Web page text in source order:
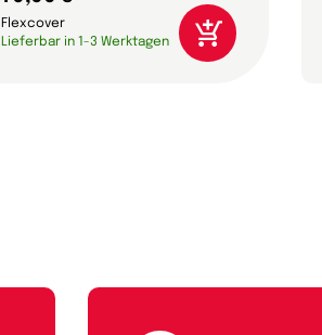
Flexcover
Lieferbar in 1-3 Werktagen